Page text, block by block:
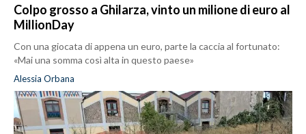
Colpo grosso a Ghilarza, vinto un milione di euro al
MillionDay
Con una giocata di appena un euro, parte la caccia al fortunato:
«Mai una somma così alta in questo paese»
Alessia Orbana